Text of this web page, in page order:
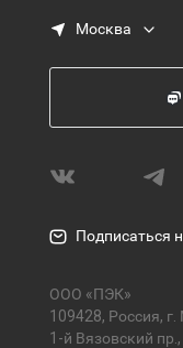
Москва
Подписаться
ООО «ПЭК»
109428, Россия,
1-й Вязовский пр.,